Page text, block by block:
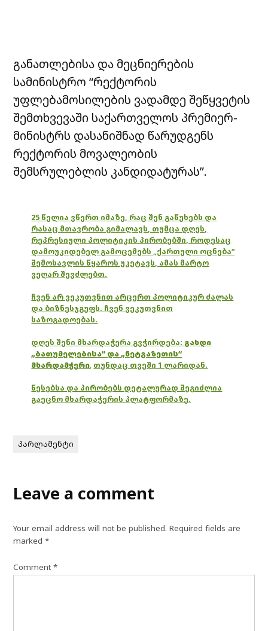
განათლებისა და მეცნიერების
სამინისტრო “რექტორის
უფლებამოსილების ვადამდე შეწყვეტის
შემთხვევაში საქართველოს პრემიერ-
მინისტრს დასანიშნად წარუდგენს
რექტორის მოვალეობის
შემსრულებლის კანდიდატურას”.
25 წელია ვწერთ იმაზე, რაც შენ გაწუხებს და
რასაც მთავრობა გიმალავს, თუმცა დღეს,
რეპრესიული პოლიტიკის პირობებში, როდესაც
დამოუკიდებელ გამოცემებს „ქართული ოცნება“
შემოსავლის წყაროს უკეტავს, ამას მარტო
ვეღარ შევძლებთ.
ჩვენ არ ვეკუთვნით არცერთ პოლიტიკურ ძალას
და ბიზნესჯგუფს. ჩვენ ვეკუთვნით
საზოგადოებას.
დღეს შენი მხარდაჭერა გვჭირდება: გახდი
„ბათუმელებისა“ და „ნეტგაზეთის“
მხარდამჭერი, თუნდაც თვეში 1 ლარიდან.
წესებსა და პირობებს დეტალურად შეგიძლია
გაეცნო მხარდაჭერის პლატფორმაზე.
პარლამენტი
Leave a comment
Your email address will not be published. Required fields are
marked*
Comment*